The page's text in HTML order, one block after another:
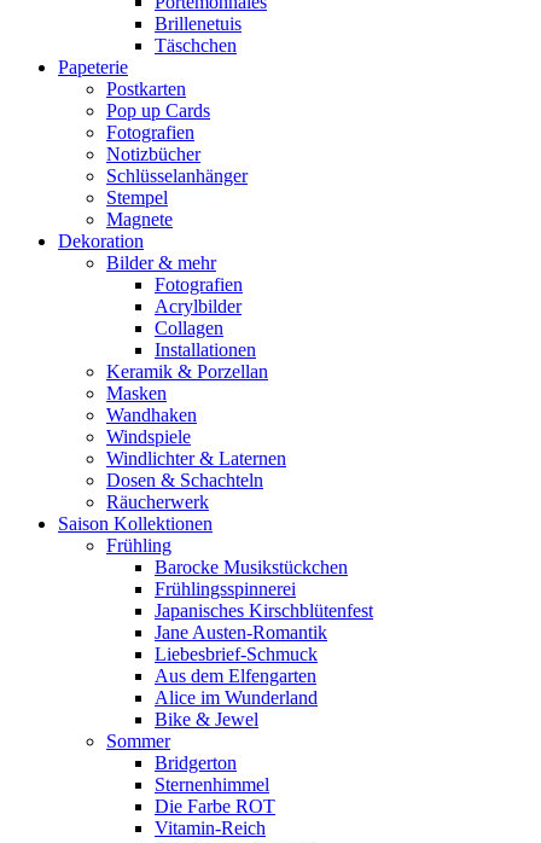
Brillenetuis
Täschchen
Papeterie
Postkarten
Pop up Cards
Fotografien
Notizbücher
Schlüsselanhänger
Stempel
Magnete
Dekoration
Bilder & mehr
Fotografien
Acrylbilder
Collagen
Installationen
Keramik & Porzellan
Masken
Wandhaken
Windspiele
Windlichter & Laternen
Dosen & Schachteln
Räucherwerk
Saison Kollektionen
Frühling
Barocke Musikstückchen
Frühlingsspinnerei
Japanisches Kirschblütenfest
Jane Austen-Romantik
Liebesbrief-Schmuck
Aus dem Elfengarten
Alice im Wunderland
Bike & Jewel
Sommer
Bridgerton
Sternenhimmel
Die Farbe ROT
Vitamin-Reich